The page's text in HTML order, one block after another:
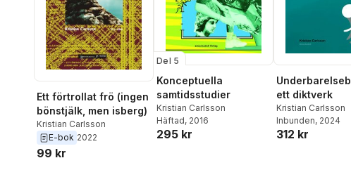
Ett förtrollat frö (ingen
bönstjälk, men isberg)
Kristian Carlsson
E-bok 2022
99 kr
Del 5
Konceptuella
samtidsstudier
Kristian Carlsson
Häftad, 2016
295 kr
ett diktverk
Kristian Carlsson
Inbunden, 2024
312 kr